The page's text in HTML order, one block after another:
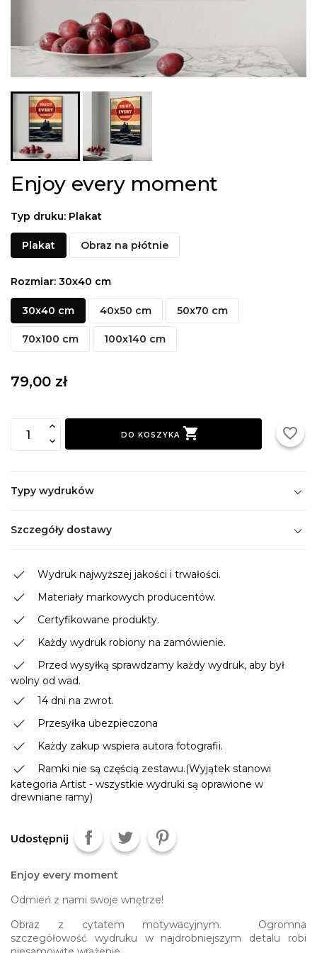
Enjoy every moment
Typ druku: Plakat
Plakat Obraz na płótnie
Rozmiar: 30x40 cm
30x40 cm 40x50 cm 50x70 cm
70x100 cm 100x140 cm
79,00 zł
DO KOSZYKA  favorite_border
Typy wydruków
Szczegóły dostawy
done Wydruk najwyższej jakości i trwałości.
done Materiały markowych producentów.
done Certyfikowane produkty.
done Każdy wydruk robiony na zamówienie.
done
Przed wysyłką sprawdzamy każdy wydruk, aby był
wolny od wad.
done 14 dni na zwrot.
done Przesyłka ubezpieczona
done Każdy zakup wspiera autora fotografii.
done
Ramki nie są częścią zestawu.(Wyjątek stanowi
kategoria Artist - wszystkie wydruki są oprawione w
drewniane ramy)
Udostępnij
Enjoy every moment
Odmień z nami swoje wnętrze!
Obraz z cytatem motywacyjnym. Ogromna
szczegółowość wydruku w najdrobniejszym detalu robi